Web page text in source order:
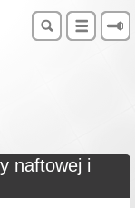
naftowej i